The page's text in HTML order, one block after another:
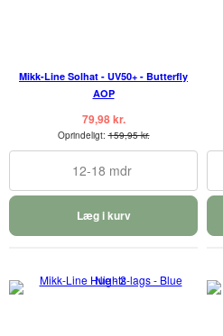
Mikk-Line Solhat - UV50+ - Butterfly
AOP
79,98 kr.
Oprindeligt:159,95 kr.
12-18 mdr
Læg i kurv